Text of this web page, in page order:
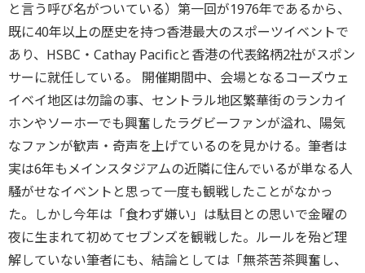
と言う呼び名がついている）第一回が1976年であるから、
既に40年以上の歴史を持つ香港最大のスポーツイベントで
あり、HSBC・Cathay Pacificと香港の代表銘柄2社がスポン
サーに就任している。 開催期間中、会場となるコーズウェ
イベイ地区は勿論の事、セントラル地区繁華街のランカイ
ホンやソーホーでも興奮したラグビーファンが溢れ、陽気
なファンが歓声・奇声を上げているのを見かける。筆者は
実は6年もメインスタジアムの近隣に住んでいるが単なる人
騒がせなイベントと思って一度も観戦したことがなかっ
た。しかし今年は「食わず嫌い」は駄目との思いで金曜の
夜に生まれて初めてセブンズを観戦した。ルールを殆ど理
解していない筆者にも、結論としては「無茶苦茶興奮し、